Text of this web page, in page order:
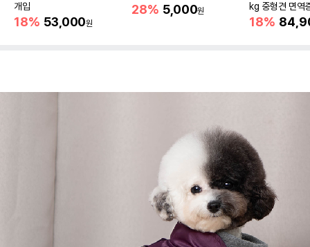
개입
18% 53,000원
28% 5,000원
kg 중형견 면역
18%